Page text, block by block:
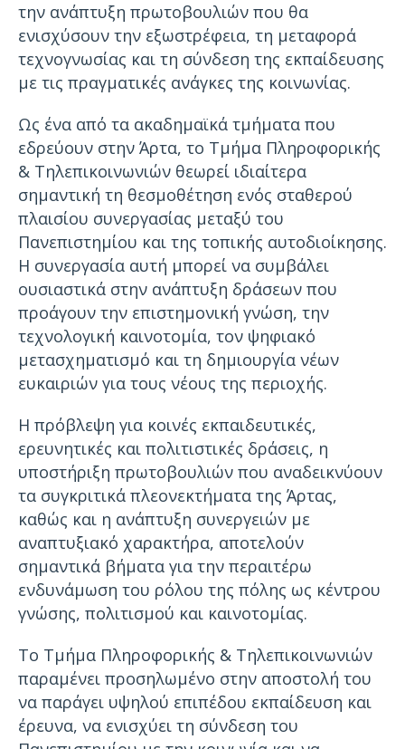
την ανάπτυξη πρωτοβουλιών που θα
ενισχύσουν την εξωστρέφεια, τη μεταφορά
τεχνογνωσίας και τη σύνδεση της εκπαίδευσης
με τις πραγματικές ανάγκες της κοινωνίας.
Ως ένα από τα ακαδημαϊκά τμήματα που
εδρεύουν στην Άρτα, το Τμήμα Πληροφορικής
& Τηλεπικοινωνιών θεωρεί ιδιαίτερα
σημαντική τη θεσμοθέτηση ενός σταθερού
πλαισίου συνεργασίας μεταξύ του
Πανεπιστημίου και της τοπικής αυτοδιοίκησης.
Η συνεργασία αυτή μπορεί να συμβάλει
ουσιαστικά στην ανάπτυξη δράσεων που
προάγουν την επιστημονική γνώση, την
τεχνολογική καινοτομία, τον ψηφιακό
μετασχηματισμό και τη δημιουργία νέων
ευκαιριών για τους νέους της περιοχής.
Η πρόβλεψη για κοινές εκπαιδευτικές,
ερευνητικές και πολιτιστικές δράσεις, η
υποστήριξη πρωτοβουλιών που αναδεικνύουν
τα συγκριτικά πλεονεκτήματα της Άρτας,
καθώς και η ανάπτυξη συνεργειών με
αναπτυξιακό χαρακτήρα, αποτελούν
σημαντικά βήματα για την περαιτέρω
ενδυνάμωση του ρόλου της πόλης ως κέντρου
γνώσης, πολιτισμού και καινοτομίας.
Το Τμήμα Πληροφορικής & Τηλεπικοινωνιών
παραμένει προσηλωμένο στην αποστολή του
να παράγει υψηλού επιπέδου εκπαίδευση και
έρευνα, να ενισχύει τη σύνδεση του